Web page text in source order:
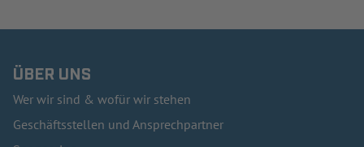
ÜBER UNS
Wer wir sind & wofür wir stehen
Geschäftsstellen und Ansprechpartner